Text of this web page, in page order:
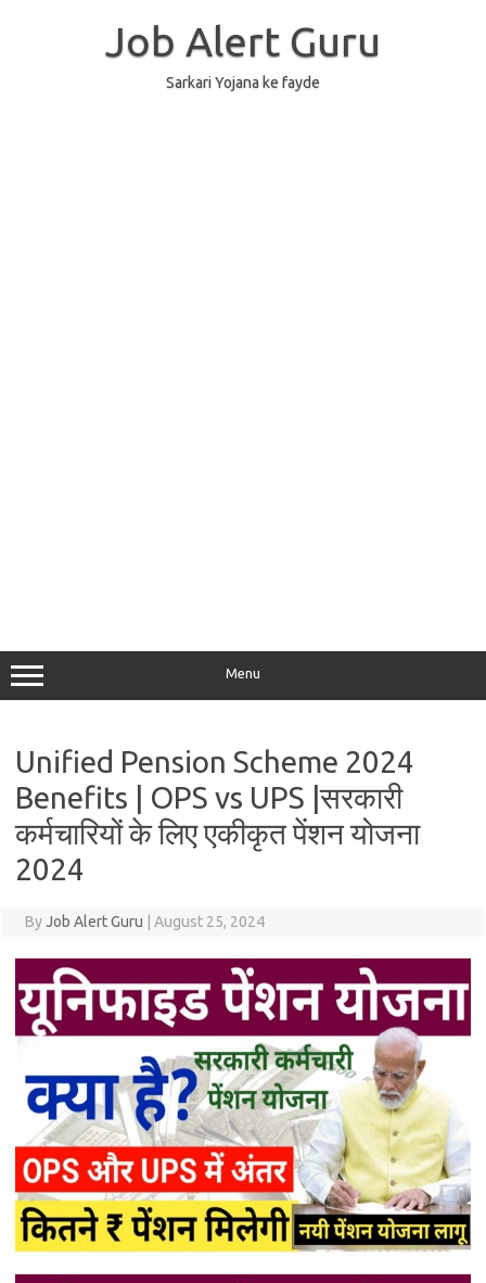
Job Alert Guru
Sarkari Yojana ke fayde
Menu
Unified Pension Scheme 2024
Benefits | OPS vs UPS |सरकारी
कर्मचारियों के लिए एकीकृत पेंशन योजना
2024
ByJob Alert Guru August 25, 2024